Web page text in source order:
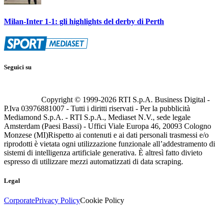
Milan-Inter 1-1: gli highlights del derby di Perth
Seguici su
Copyright © 1999-2026 RTI S.p.A. Business Digital -
P.Iva 03976881007 - Tutti i diritti riservati - Per la pubblicità
Mediamond S.p.A. - RTI S.p.A., Mediaset N.V., sede legale
Amsterdam (Paesi Bassi) - Uffici Viale Europa 46, 20093 Cologno
Monzese (MI)Rispetto ai contenuti e ai dati personali trasmessi e/o
riprodotti è vietata ogni utilizzazione funzionale all’addestramento di
sistemi di intelligenza artificiale generativa. È altresì fatto divieto
espresso di utilizzare mezzi automatizzati di data scraping.
Legal
CorporatePrivacy PolicyCookie Policy